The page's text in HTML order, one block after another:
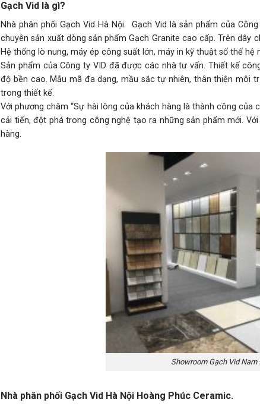
Gạch Vid là gì?
Nhà phân phối Gạch Vid Hà Nội. Gạch Vid là sản phẩm của
chuyên sản xuất dòng sản phẩm Gạch Granite cao cấp. Trên
Hệ thống lò nung, máy ép công suất lớn, máy in kỹ thuật số thế
Sản phẩm của Công ty VID đã được các nhà tư vấn. Thiết kế
độ bền cao. Mẫu mã đa dạng, mầu sắc tự nhiên, thân thiện môi
trong thiết kế.
Với phương châm “Sự hài lòng của khách hàng là thành công của
cải tiến, đột phá trong công nghệ tạo ra những sản phẩm mới.
hàng.
Showroom Gạch Vid
Nhà phân phối Gạch Vid Hà Nội Hoàng Phúc Ceramic.